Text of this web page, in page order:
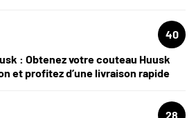
40
: Obtenez votre couteau Huusk
et profitez d’une livraison rapide
28